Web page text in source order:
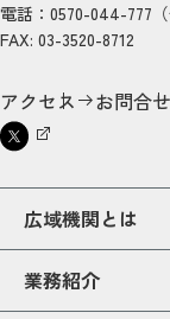
電話：0570-044-777（
FAX: 03-3520-8712
アクセス お問合せ
広域機関とは
業務紹介